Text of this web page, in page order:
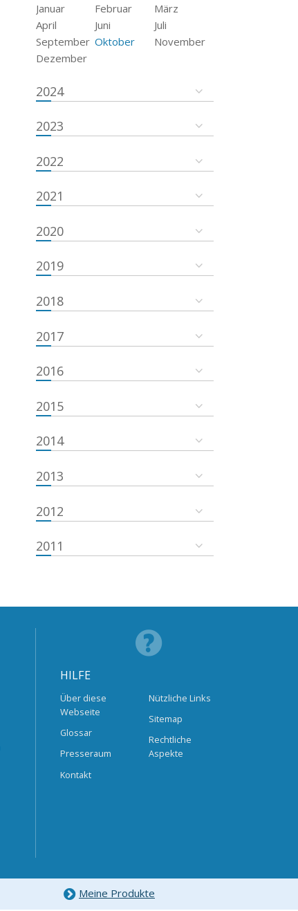
Januar Februar
März
April
Juni
Juli
September Oktober
November
Dezember
2024
2023
2022
2021
2020
2019
2018
2017
2016
2015
2014
2013
2012
2011
HILFE
Über diese
Webseite
Glossar
Presseraum
Kontakt
Nützliche Links
Sitemap
Rechtliche
Aspekte
Meine Produkte